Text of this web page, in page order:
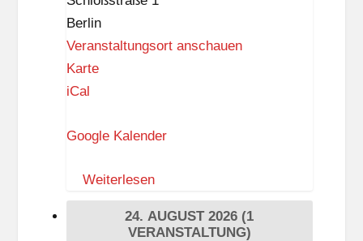
p
p
Berlin
Veranstaltungsort anschauen
KarteF
u
S
t
iCal
Google Kalender
Weiterlesen
24. AUGUST 2026 (1
VERANSTALTUNG)